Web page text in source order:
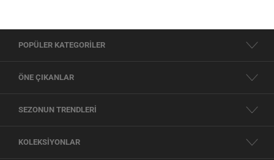
POPÜLER KATEGORİLER
ÖNE ÇIKANLAR
SEZONUN TRENDLERİ
KOLEKSİYONLAR